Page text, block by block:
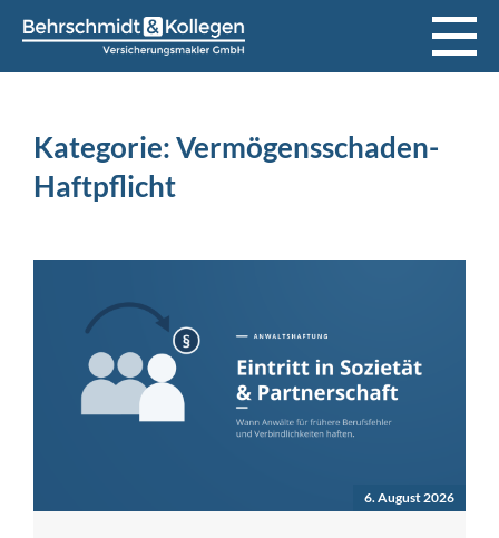
Kategorie: Vermögensschaden-
Haftpflicht
6. August 2026